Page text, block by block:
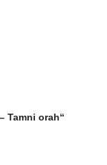
Tamni orah“